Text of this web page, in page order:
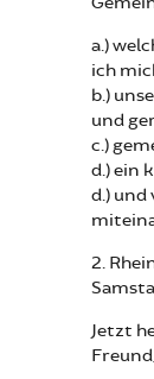
a.)
ich
b.)
und
c.)
d.) ein
d.)
2.
Jetzt